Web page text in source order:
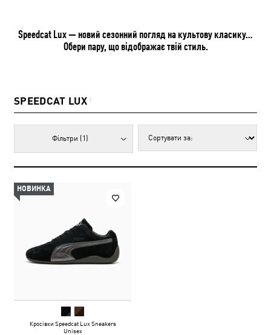
Speedcat Lux — новий сезонний погляд на культову класику…
Обери пару, що відображає твій стиль.
SPEEDCAT LUX 1
Фільтри (1)
НОВИНКА
Кросівки Speedcat Lux Sneakers
Unisex